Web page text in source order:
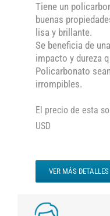
Tiene un
buenas
lisa y brillante.
Se beneficia de
impacto y dureza
Policarbonato
irrompibles.
El precio de esta
USD
VER MÁS